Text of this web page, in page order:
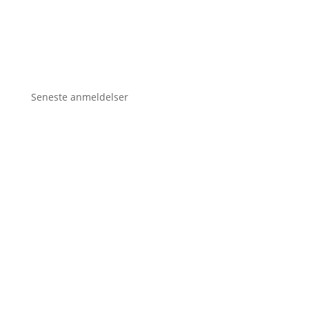
Seneste anmeldelser